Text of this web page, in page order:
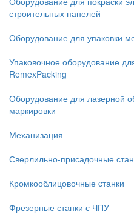
строительных панелей
Оборудование для упаковки
Упаковочное оборудование
RemexPacking
Оборудование для лазерной
маркировки
Механизация
Сверлильно-присадочные
Кромкооблицовочные cтанки
Фрезерные станки с ЧПУ